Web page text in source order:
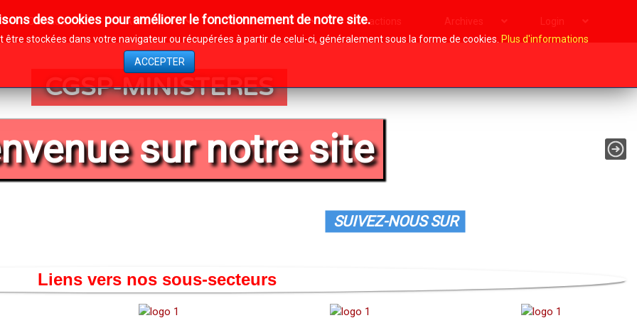
Contacts Affiliation Comité Jeunes Nos actions Archives Login
sur notre site
SUIVEZ-NOUS SUR
CGSP-MINISTERES
Liens vers nos sous-secteurs
des cookies pour améliorer le fonctionnement de notre site.
stockées dans votre navigateur ou récupérées à partir de celui-ci, généralement sous la forme de cookies. Plus d'informations
ACCEPTER